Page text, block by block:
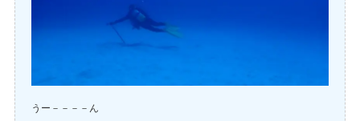
うー－－－－ん